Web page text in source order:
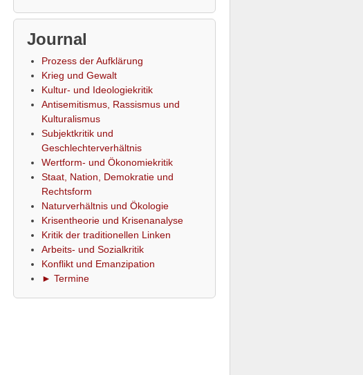
Journal
Prozess der Aufklärung
Krieg und Gewalt
Kultur- und Ideologiekritik
Antisemitismus, Rassismus und
Kulturalismus
Subjektkritik und
Geschlechterverhältnis
Wertform- und Ökonomiekritik
Staat, Nation, Demokratie und
Rechtsform
Naturverhältnis und Ökologie
Krisentheorie und Krisenanalyse
Kritik der traditionellen Linken
Arbeits- und Sozialkritik
Konflikt und Emanzipation
► Termine